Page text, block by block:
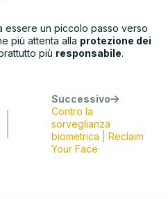
essere un piccolo passo verso
più attenta alla protezione dei
più responsabile.
Successivo
Contro la
sorveglianza
biometrica | Reclaim
Your Face